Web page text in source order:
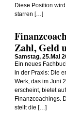
Diese Position
starren […]
Zahl, Geld
Samstag, 25.Mai
Ein neues
in der Praxis: Die
Werk, das im Juni
erscheint, bietet
Finanzcoachings.
stellt die […]